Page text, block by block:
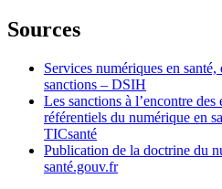
Sources
Services numériques en
sanctions – DSIH
Les sanctions à l’encontre des
référentiels du numérique en
TICsanté
Publication de la doctrine du
santé.gouv.fr